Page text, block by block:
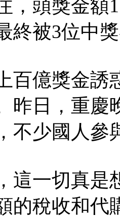
，頭獎金額
終被3位中
億獎金誘
昨日，重慶
不少國人參
一切真是
的稅收和代